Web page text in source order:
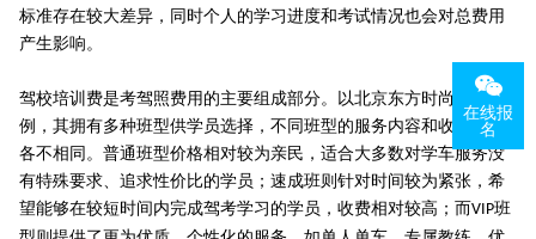
标准存在较大差异，同时个人的学习进度和考试情况也会对总费用
产生影响。
驾校培训费是考驾照费用的主要组成部分。以北京东方时尚驾校为
例，其拥有多种班型供学员选择，不同班型的服务内容和收费标准
各不相同。普通班型价格相对较为亲民，适合大多数对学车服务没
有特殊要求、追求性价比的学员；速成班则针对时间较为紧张，希
望能够在较短时间内完成驾考学习的学员，收费相对较高；而VIP班
在线报
名